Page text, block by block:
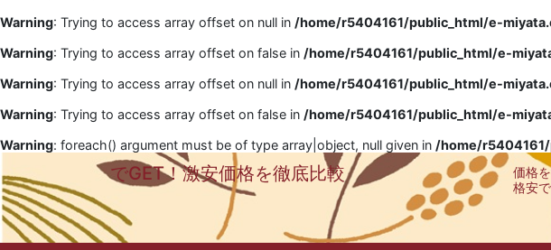
Warning: Trying to access array offset on null in /home/r5404161/public_html/e-
Warning: Trying to access array offset on false in /home/r5404161/public_html/e-
Warning: Trying to access array offset on null in /home/r5404161/public_html/e-
Warning: Trying to access array offset on false in /home/r5404161/public_html/e-
Warning: foreach() argument must be of type array|object, null given in /home/
でGET！激安価格を徹底比較
価格
格安